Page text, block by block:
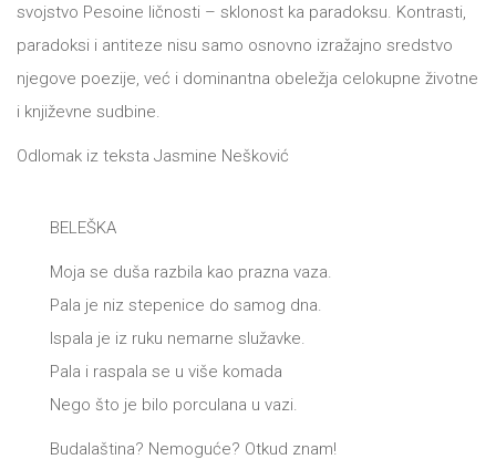
svojstvo Pesoine ličnosti – sklonost ka paradoksu. Kontrasti,
paradoksi i antiteze nisu samo osnovno izražajno sredstvo
njegove poezije, već i dominantna obeležja celokupne životne
i književne sudbine.
Odlomak iz teksta Jasmine Nešković
BELEŠKA
Moja se duša razbila kao prazna vaza.
Pala je niz stepenice do samog dna.
Ispala je iz ruku nemarne služavke.
Pala i raspala se u više komada
Nego što je bilo porculana u vazi.
Budalaština? Nemoguće? Otkud znam!